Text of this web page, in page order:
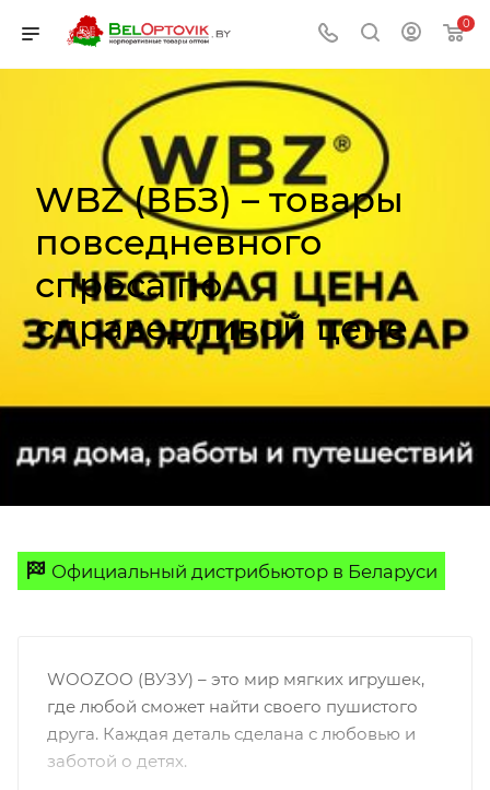
0
WBZ (ВБЗ) – товары
повседневного
спроса по
справедливой цене
Официальный дистрибьютор в Беларуси
WOOZOO (ВУЗУ) – это мир мягких игрушек,
где любой сможет найти своего пушистого
друга. Каждая деталь сделана с любовью и
заботой о детях.